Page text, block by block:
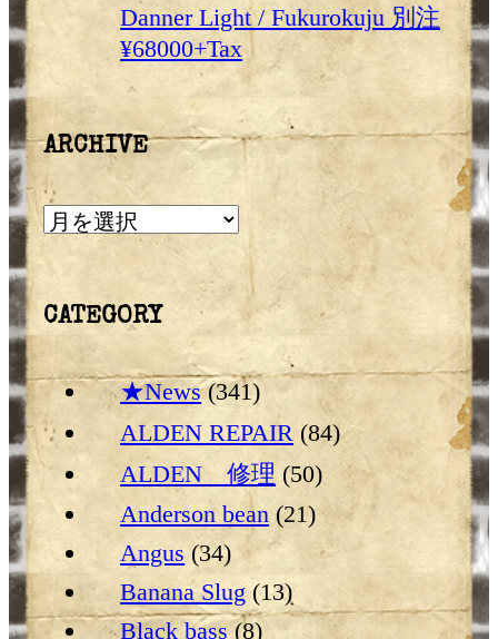
Danner Light / Fukurokuju 別注
¥68000+Tax
ARCHIVE
ARCHIVE
CATEGORY
★News(341)
ALDEN REPAIR (84)
ALDEN 修理 (50)
Anderson bean (21)
Angus (34)
Banana Slug (13)
Black bass (8)